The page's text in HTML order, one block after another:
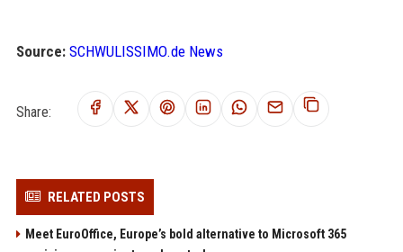
Source: SCHWULISSIMO.de News
Share:
RELATED POSTS
Meet EuroOffice, Europe’s bold alternative to Microsoft 365